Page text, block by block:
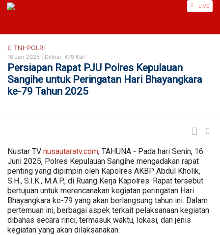
https://sangihe.nusautaratv.com/ LIVE
TNI-POLRI
16 Jun 2025 | Dilihat: 479 Kali
Persiapan Rapat PJU Polres Kepulauan
Sangihe untuk Peringatan Hari Bhayangkara
ke-79 Tahun 2025
Nustar TV nusautaratv.com, TAHUNA - Pada hari Senin, 16
Juni 2025, Polres Kepulauan Sangihe mengadakan rapat
penting yang dipimpin oleh Kapolres AKBP Abdul Kholik,
S.H., S.I.K., M.A.P., di Ruang Kerja Kapolres. Rapat tersebut
bertujuan untuk merencanakan kegiatan peringatan Hari
Bhayangkara ke-79 yang akan berlangsung tahun ini. Dalam
pertemuan ini, berbagai aspek terkait pelaksanaan kegiatan
dibahas secara rinci, termasuk waktu, lokasi, dan jenis
kegiatan yang akan dilaksanakan.